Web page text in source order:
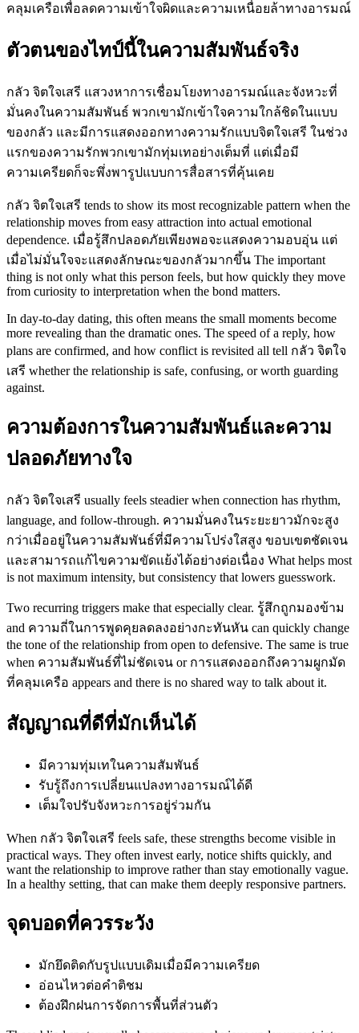
คลุมเครือเพื่อลดความเข้าใจผิดและความเหนื่อยล้าทางอารมณ์
ตัวตนของไทป์นี้ในความสัมพันธ์จริง
กลัว จิตใจเสรี แสวงหาการเชื่อมโยงทางอารมณ์และจังหวะที่
มั่นคงในความสัมพันธ์ พวกเขามักเข้าใจความใกล้ชิดในแบบ
ของกลัว และมีการแสดงออกทางความรักแบบจิตใจเสรี ในช่วง
แรกของความรักพวกเขามักทุ่มเทอย่างเต็มที่ แต่เมื่อมี
ความเครียดก็จะพึ่งพารูปแบบการสื่อสารที่คุ้นเคย
กลัว จิตใจเสรี tends to show its most recognizable pattern when the
relationship moves from easy attraction into actual emotional
dependence. เมื่อรู้สึกปลอดภัยเพียงพอจะแสดงความอบอุ่น แต่
เมื่อไม่มั่นใจจะแสดงลักษณะของกลัวมากขึ้น The important
thing is not only what this person feels, but how quickly they move
from curiosity to interpretation when the bond matters.
In day-to-day dating, this often means the small moments become
more revealing than the dramatic ones. The speed of a reply, how
plans are confirmed, and how conflict is revisited all tell กลัว จิตใจ
เสรี whether the relationship is safe, confusing, or worth guarding
against.
ความต้องการในความสัมพันธ์และความ
ปลอดภัยทางใจ
กลัว จิตใจเสรี usually feels steadier when connection has rhythm,
language, and follow-through. ความมั่นคงในระยะยาวมักจะสูง
กว่าเมื่ออยู่ในความสัมพันธ์ที่มีความโปร่งใสสูง ขอบเขตชัดเจน
และสามารถแก้ไขความขัดแย้งได้อย่างต่อเนื่อง What helps most
is not maximum intensity, but consistency that lowers guesswork.
Two recurring triggers make that especially clear. รู้สึกถูกมองข้าม
and ความถี่ในการพูดคุยลดลงอย่างกะทันหัน can quickly change
the tone of the relationship from open to defensive. The same is true
when ความสัมพันธ์ที่ไม่ชัดเจน or การแสดงออกถึงความผูกมัด
ที่คลุมเครือ appears and there is no shared way to talk about it.
สัญญาณที่ดีที่มักเห็นได้
มีความทุ่มเทในความสัมพันธ์
รับรู้ถึงการเปลี่ยนแปลงทางอารมณ์ได้ดี
เต็มใจปรับจังหวะการอยู่ร่วมกัน
When กลัว จิตใจเสรี feels safe, these strengths become visible in
practical ways. They often invest early, notice shifts quickly, and
want the relationship to improve rather than stay emotionally vague.
In a healthy setting, that can make them deeply responsive partners.
จุดบอดที่ควรระวัง
มักยึดติดกับรูปแบบเดิมเมื่อมีความเครียด
อ่อนไหวต่อคำติชม
ต้องฝึกฝนการจัดการพื้นที่ส่วนตัว